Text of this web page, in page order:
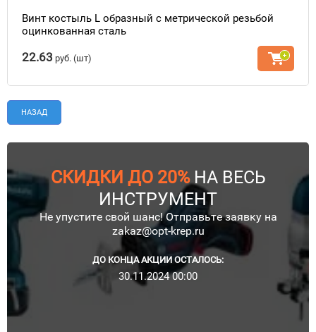
Винт костыль L образный с метрической резьбой
оцинкованная сталь
22.63 руб. (шт)
НАЗАД
СКИДКИ ДО 20%НА ВЕСЬ
ИНСТРУМЕНТ
Не упустите свой шанс! Отправьте заявку на
zakaz@opt-krep.ru
ДО КОНЦА АКЦИИ ОСТАЛОСЬ:
30.11.2024 00:00